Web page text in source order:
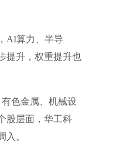
AI算力、半导
提升，权重提升也
色金属、机械设
股层面，华工科
。